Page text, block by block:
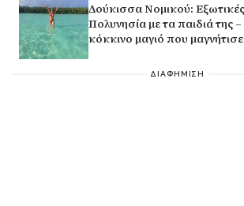
Δούκισσα Νομικού:
Πολυνησία με τα παιδιά της
κόκκινο μαγιό που
ΔΙΑΦΗΜΙΣΗ